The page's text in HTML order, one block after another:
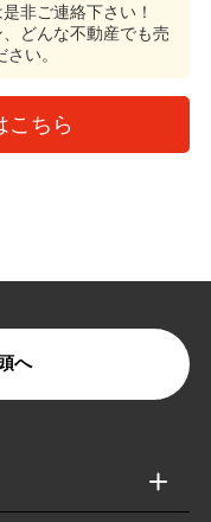
非ご連絡下さい！
どんな不動産でも売
い。
こちら
へ